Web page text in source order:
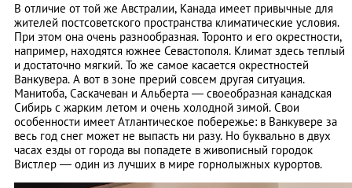
В отличие от той же Австралии, Канада имеет привычные для
жителей постсоветского пространства климатические условия.
При этом она очень разнообразная. Торонто и его окрестности,
например, находятся южнее Севастополя. Климат здесь теплый
и достаточно мягкий. То же самое касается окрестностей
Ванкувера. А вот в зоне прерий совсем другая ситуация.
Манитоба, Саскачеван и Альберта — своеобразная канадская
Сибирь с жарким летом и очень холодной зимой. Свои
особенности имеет Атлантическое побережье: в Ванкувере за
весь год снег может не выпасть ни разу. Но буквально в двух
часах езды от города вы попадете в живописный городок
Вистлер — один из лучших в мире горнолыжных курортов.